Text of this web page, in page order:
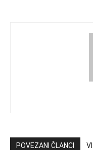
POVEZANI ČLANCI